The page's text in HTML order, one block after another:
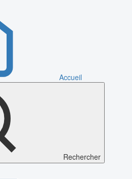
Accueil
Rechercher